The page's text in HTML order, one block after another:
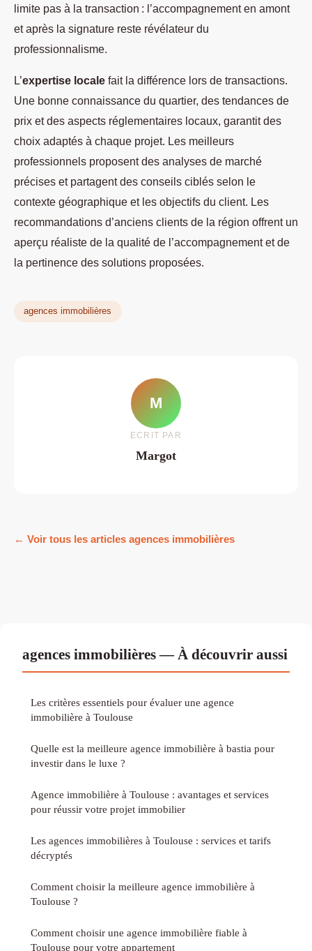
limite pas à la transaction : l’accompagnement en amont
et après la signature reste révélateur du
professionnalisme.
L’expertise locale fait la différence lors de transactions.
Une bonne connaissance du quartier, des tendances de
prix et des aspects réglementaires locaux, garantit des
choix adaptés à chaque projet. Les meilleurs
professionnels proposent des analyses de marché
précises et partagent des conseils ciblés selon le
contexte géographique et les objectifs du client. Les
recommandations d’anciens clients de la région offrent un
aperçu réaliste de la qualité de l’accompagnement et de
la pertinence des solutions proposées.
agences immobilières
M
ECRIT PAR
Margot
← Voir tous les articles agences immobilières
agences immobilières — À découvrir aussi
Les critères essentiels pour évaluer une agence
immobilière à Toulouse
Quelle est la meilleure agence immobilière à bastia pour
investir dans le luxe ?
Agence immobilière à Toulouse : avantages et services
pour réussir votre projet immobilier
Les agences immobilières à Toulouse : services et tarifs
décryptés
Comment choisir la meilleure agence immobilière à
Toulouse ?
Comment choisir une agence immobilière fiable à
Toulouse pour votre appartement